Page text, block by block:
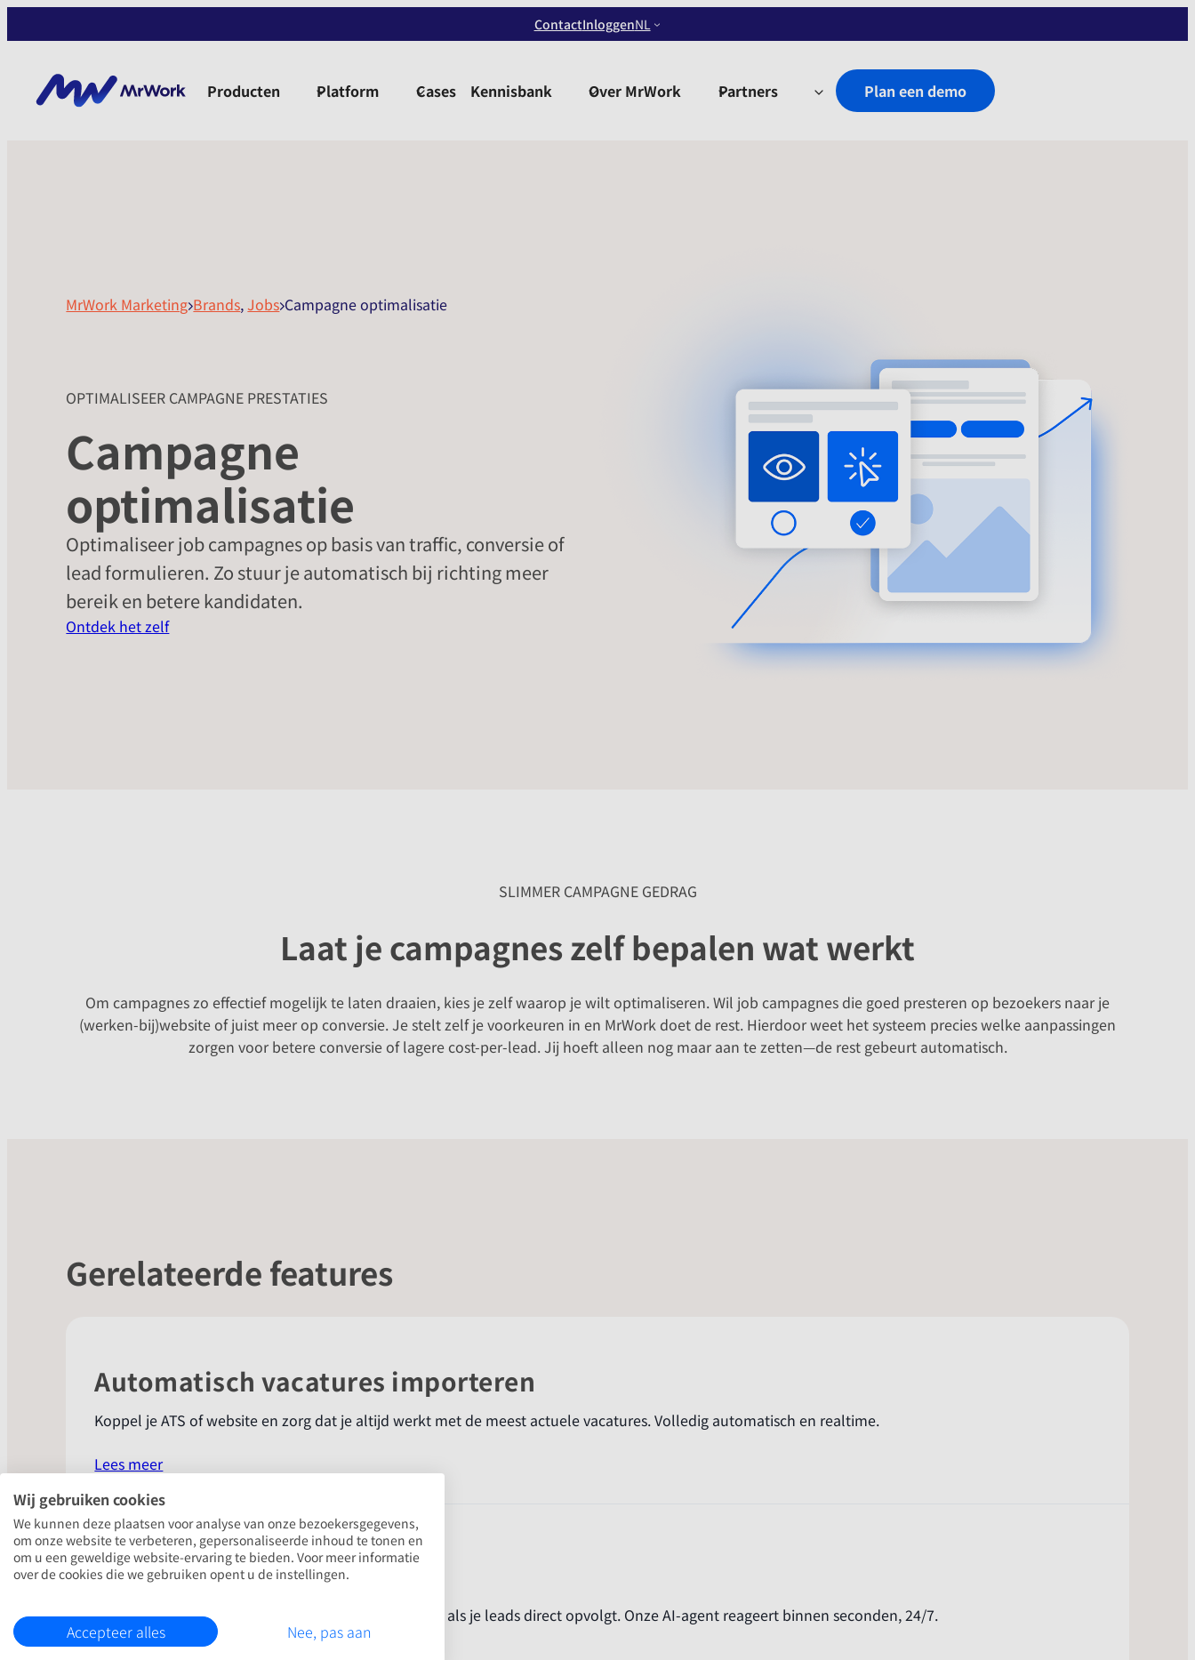
ContactInloggenNL
Producten Platform Cases Kennisbank Over MrWork Partners Plan een demo
MrWork Marketing Brands,Jobs Campagne optimalisatie
OPTIMALISEER CAMPAGNE PRESTATIES
Campagne
optimalisatie
Optimaliseer job campagnes op basis van traffic, conversie of
lead formulieren. Zo stuur je automatisch bij richting meer
bereik en betere kandidaten.
Ontdek het zelf
SLIMMER CAMPAGNE GEDRAG
Laat je campagnes zelf bepalen wat werkt
Om campagnes zo effectief mogelijk te laten draaien, kies je zelf waarop je wilt optimaliseren. Wil job campagnes die goed presteren op bezoekers naar je
(werken-bij)website of juist meer op conversie. Je stelt zelf je voorkeuren in en MrWork doet de rest. Hierdoor weet het systeem precies welke aanpassingen
zorgen voor betere conversie of lagere cost-per-lead. Jij hoeft alleen nog maar aan te zetten—de rest gebeurt automatisch.
Gerelateerde features
Automatisch vacatures importeren
Koppel je ATS of website en zorg dat je altijd werkt met de meest actuele vacatures. Volledig automatisch en realtime.
Lees meer:
vacatures
importeren
AI-opvolging voor lead ads
Lead generatie strategieën worden pas écht effectief als je leads direct opvolgt. Onze AI-agent reageert binnen seconden, 24/7.
Wij gebruiken cookies
We kunnen deze plaatsen voor analyse van onze bezoekersgegevens,
om onze website te verbeteren, gepersonaliseerde inhoud te tonen en
om u een geweldige website-ervaring te bieden. Voor meer informatie
over de cookies die we gebruiken opent u de instellingen.
Accepteer alles Nee, pas aan